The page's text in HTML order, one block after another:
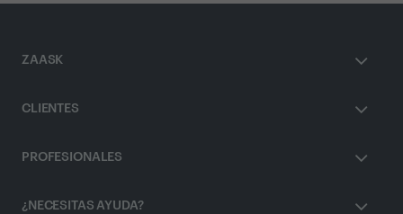
ZAASK
CLIENTES
PROFESIONALES
¿NECESITAS AYUDA?